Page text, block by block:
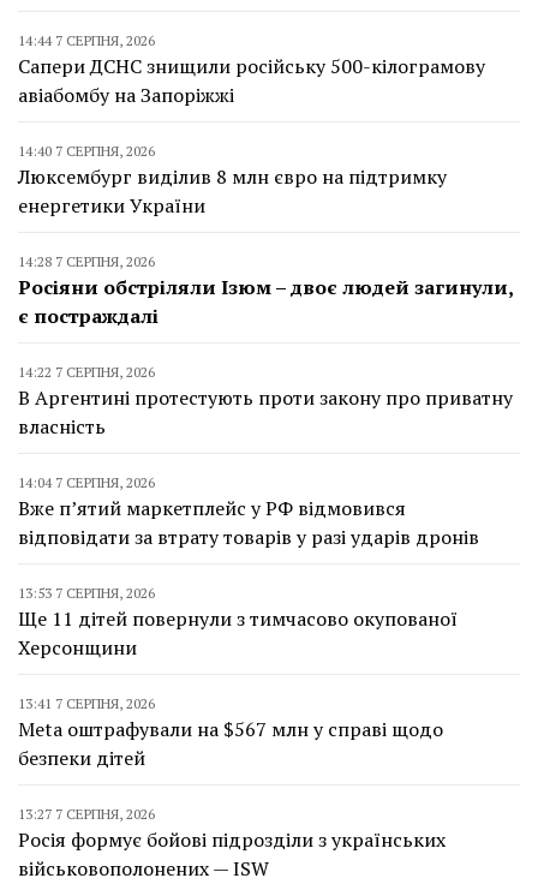
14:44 7 СЕРПНЯ, 2026
Сапери ДСНС знищили російську 500-кілограмову
авіабомбу на Запоріжжі
14:40 7 СЕРПНЯ, 2026
Люксембург виділив 8 млн євро на підтримку
енергетики України
14:28 7 СЕРПНЯ, 2026
Росіяни обстріляли Ізюм – двоє людей загинули,
є постраждалі
14:22 7 СЕРПНЯ, 2026
В Аргентині протестують проти закону про приватну
власність
14:04 7 СЕРПНЯ, 2026
Вже п’ятий маркетплейс у РФ відмовився
відповідати за втрату товарів у разі ударів дронів
13:53 7 СЕРПНЯ, 2026
Ще 11 дітей повернули з тимчасово окупованої
Херсонщини
13:41 7 СЕРПНЯ, 2026
Meta оштрафували на $567 млн у справі щодо
безпеки дітей
13:27 7 СЕРПНЯ, 2026
Росія формує бойові підрозділи з українських
військовополонених — ISW